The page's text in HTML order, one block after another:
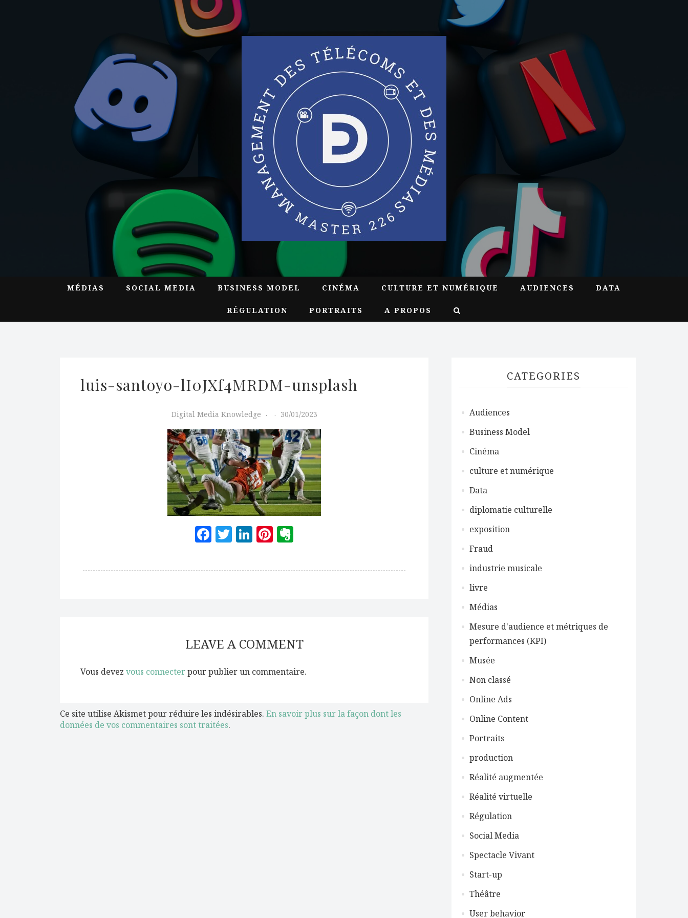
MÉDIAS SOCIAL MEDIA BUSINESS MODEL CINÉMA CULTURE ET NUMÉRIQUE AUDIENCES DATA
RÉGULATION PORTRAITS A PROPOS
luis-santoyo-lI0JXf4MRDM-unsplash
Digital Media Knowledge 30/01/2023
Facebook
Twitter
LinkedIn
Pinterest
LEAVE A COMMENT
Vous devez vous connecterpour publier un commentaire.
Ce site utilise Akismet pour réduire les indésirables. En savoir plus sur la façon dont les
données de vos commentaires sont traitées.
CATEGORIES
Audiences
Business Model
Cinéma
culture et numérique
Data
diplomatie culturelle
exposition
Fraud
industrie musicale
livre
Médias
Mesure d'audience et métriques de
performances (KPI)
Musée
Non classé
Online Ads
Online Content
Portraits
production
Réalité augmentée
Réalité virtuelle
Régulation
Social Media
Spectacle Vivant
Start-up
Théâtre
User behavior